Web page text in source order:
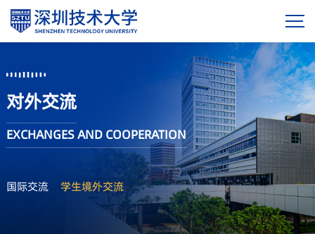
对外交流
EXCHANGES AND COOPERATION
国际交流 学生境外交流